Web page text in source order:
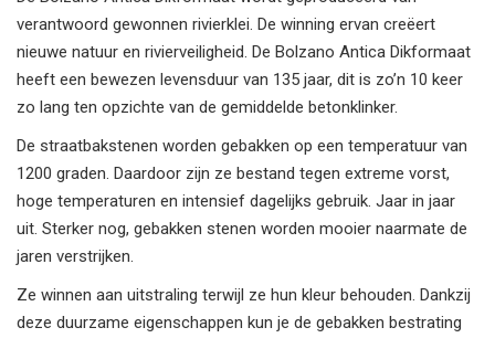
verantwoord gewonnen rivierklei. De winning ervan creëert
nieuwe natuur en rivierveiligheid. De Bolzano Antica Dikformaat
heeft een bewezen levensduur van 135 jaar, dit is zo’n 10 keer
zo lang ten opzichte van de gemiddelde betonklinker.
De straatbakstenen worden gebakken op een temperatuur van
1200 graden. Daardoor zijn ze bestand tegen extreme vorst,
hoge temperaturen en intensief dagelijks gebruik. Jaar in jaar
uit. Sterker nog, gebakken stenen worden mooier naarmate de
jaren verstrijken.
Ze winnen aan uitstraling terwijl ze hun kleur behouden. Dankzij
deze duurzame eigenschappen kun je de gebakken bestrating